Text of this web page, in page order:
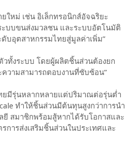
ใหม่ เช่น อิเล็กทรอนิกส์อัจฉริยะ
ะบบขนส่งมวลชน และระบบอัตโนมัติ
บอุตสาหกรรมไทยสู่มูลค่าเพิ่ม”
วทั้งระบบ โดยผู้ผลิตชิ้นส่วนต้องยก
วามสามารถตอบงานที่ซับซ้อน”
มีรุ่นหลากหลายแต่ปริมาณต่อรุ่นต่ำ
ทำให้ชิ้นส่วนมีต้นทุนสูงกว่าการนำ
ยี สมาชิกพร้อมสู้หากได้รับโอกาสและ
การส่งเสริมชิ้นส่วนในประเทศและ